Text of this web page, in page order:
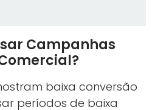
Campanhas
baixa conversão
períodos de baixa